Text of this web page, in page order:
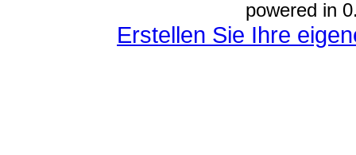
powered in
Erstellen Sie Ihre